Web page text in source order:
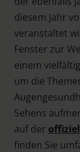
diesem Jahr
veranstaltet
Fenster zur
einem
um die
Sehens
auf der
finden Sie